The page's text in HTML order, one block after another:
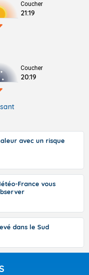
Coucher
21:19
Coucher
20:19
avec un risque
France vous
dans le Sud